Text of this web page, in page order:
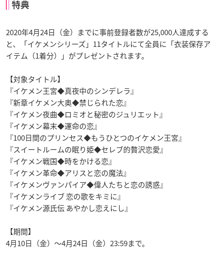
特典
2020年4月24日（金）までに事前登録者数が25,000人達成する
と、「イケメンシリーズ」11タイトルにて全員に「衣装保存ア
イテム（1着分）」がプレゼントされます。
【対象タイトル】
『イケメン王宮◆真夜中のシンデレラ』
『新章イケメン大奥◆禁じられた恋』
『イケメン夜曲◆ロミオと秘密のジュリエット』
『イケメン幕末◆運命の恋』
『100日間のプリンセス◆もうひとつのイケメン王宮』
『スイートルームの眠り姫◆セレブ的贅沢恋愛』
『イケメン戦国◆時をかける恋』
『イケメン革命◆アリスと恋の魔法』
『イケメンヴァンパイア◆偉人たちと恋の誘惑』
『イケメンライブ 恋の歌をキミに』
『イケメン源氏伝 あやかし恋えにし』
【期間】
4月10日（金）～4月24日（金）23:59まで。